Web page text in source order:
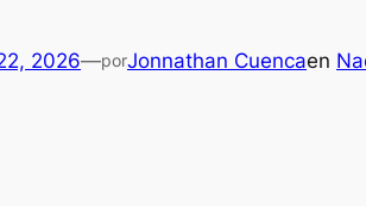
2026—porJonnathan Cuencaen